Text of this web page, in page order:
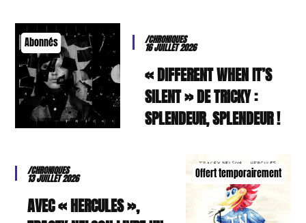
Abonnés /CHRONIQUES
16 JUILLET 2026
« DIFFERENT WHEN IT’S
SILENT » DE TRICKY :
SPLENDEUR, SPLENDEUR !
Offert temporairement
/CHRONIQUES
13 JUILLET 2026
AVEC « HERCULES »,